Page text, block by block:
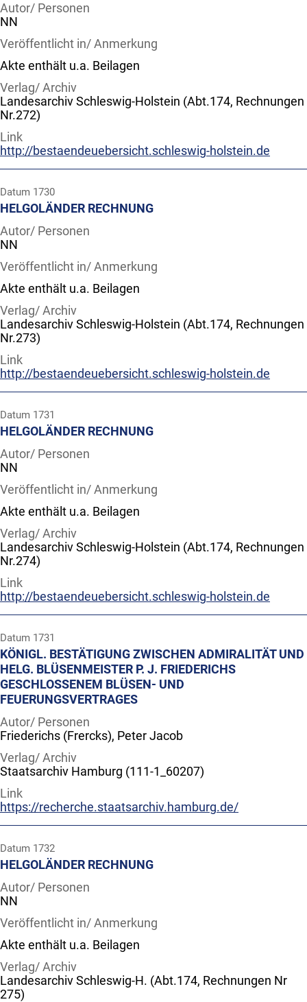
Autor/ Personen
NN
Veröffentlicht in/ Anmerkung
Akte enthält u.a. Beilagen
Verlag/ Archiv
Landesarchiv Schleswig-Holstein (Abt.174, Rechnungen
Nr.272)
Link
http://bestaendeuebersicht.schleswig-holstein.de
Datum 1730
HELGOLÄNDER RECHNUNG
Autor/ Personen
NN
Veröffentlicht in/ Anmerkung
Akte enthält u.a. Beilagen
Verlag/ Archiv
Landesarchiv Schleswig-Holstein (Abt.174, Rechnungen
Nr.273)
Link
http://bestaendeuebersicht.schleswig-holstein.de
Datum 1731
HELGOLÄNDER RECHNUNG
Autor/ Personen
NN
Veröffentlicht in/ Anmerkung
Akte enthält u.a. Beilagen
Verlag/ Archiv
Landesarchiv Schleswig-Holstein (Abt.174, Rechnungen
Nr.274)
Link
http://bestaendeuebersicht.schleswig-holstein.de
Datum 1731
KÖNIGL. BESTÄTIGUNG ZWISCHEN ADMIRALITÄT UND
HELG. BLÜSENMEISTER P. J. FRIEDERICHS
GESCHLOSSENEM BLÜSEN- UND
FEUERUNGSVERTRAGES
Autor/ Personen
Friederichs (Frercks), Peter Jacob
Verlag/ Archiv
Staatsarchiv Hamburg (111-1_60207)
Link
https://recherche.staatsarchiv.hamburg.de/
Datum 1732
HELGOLÄNDER RECHNUNG
Autor/ Personen
NN
Veröffentlicht in/ Anmerkung
Akte enthält u.a. Beilagen
Verlag/ Archiv
Landesarchiv Schleswig-H. (Abt.174, Rechnungen Nr
275)